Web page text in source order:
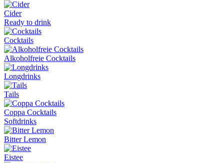
Cider
Ready to drink
Cocktails
Alkoholfreie Cocktails
Longdrinks
Tails
Coppa Cocktails
Softdrinks
Bitter Lemon
Eistee